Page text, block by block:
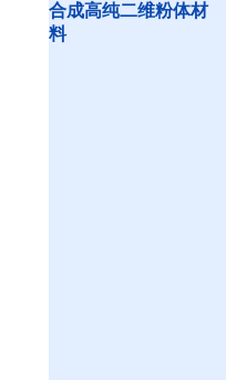
合成高纯二维粉体材
料